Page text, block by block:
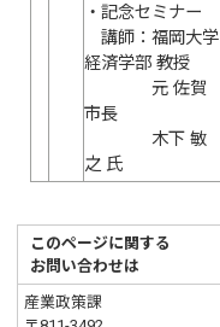
・記念セミナー
講師：福岡大学
経済学部 教授
元 佐賀
市長
木下 敏
之 氏
このページに関する
お問い合わせは
産業政策課